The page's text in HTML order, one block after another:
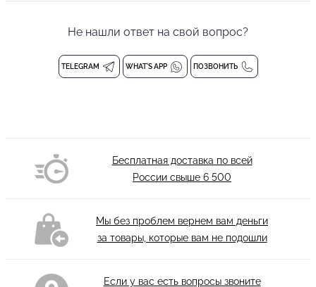
тренировок. Модель идеально сидит по фигуре, обеспечивая
любым видом спорта.
нагрузках.
модель, но и усиливает прочность швов, предотвращая их
распускание. Велосипедки отлично подходят для фитнеса,
бега, йоги и танцев, оставаясь комфортными на протяжении
Не нашли ответ на свой вопрос?
TELEGRAM WHAT'S APP ПОЗВОНИТЬ
Бесплатная доставка по всей
России свыше 6 500
Мы без проблем вернем вам деньги
за товары, которые вам не подошли
Если у вас есть вопросы звоните